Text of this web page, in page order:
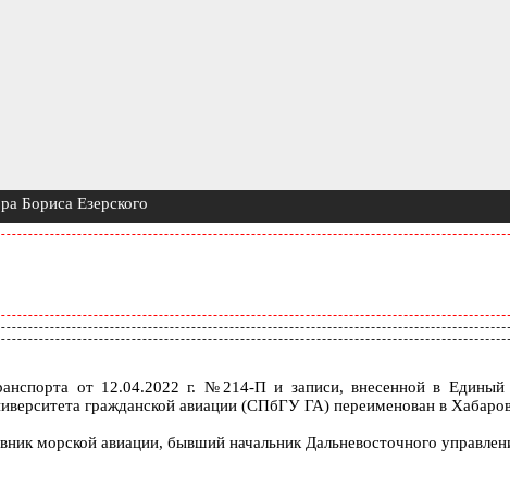
Бориса Езерского
от 12.04.2022 г. №214-П и записи, внесенной в Единый
гражданской авиации (СПбГУ ГА) переименован в
морской авиации, бывший начальник Дальневосточного